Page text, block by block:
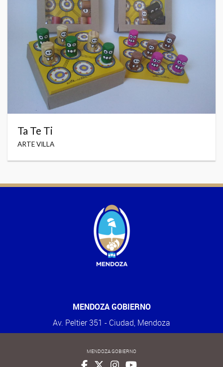
Ta Te Ti
ARTE VILLA
MENDOZA GOBIERNO
Av. Peltier 351 - Ciudad, Mendoza
MENDOZA GOBIERNO